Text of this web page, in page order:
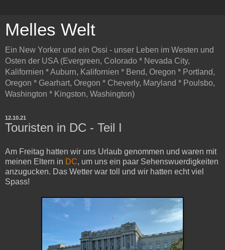
Melles Welt
Ein New Yorker und ein Ossi - unser Leben im Westen und
Osten der USA (Evergreen, Colorado * Nevada City,
Kalifornien * Auburn, Kalifornien * Bend, Oregon * Portland,
Oregon * Gearhart, Oregon * Cheverly, Maryland * Poulsbo,
Washington * Kingston, Washington)
12.10.21
Touristen in DC - Teil I
Am Freitag hatten wir uns Urlaub genommen und waren mit
meinen Eltern in DC, um uns ein paar Sehenswuerdigkeiten
anzugucken. Das Wetter war toll und wir hatten echt viel
Spass!